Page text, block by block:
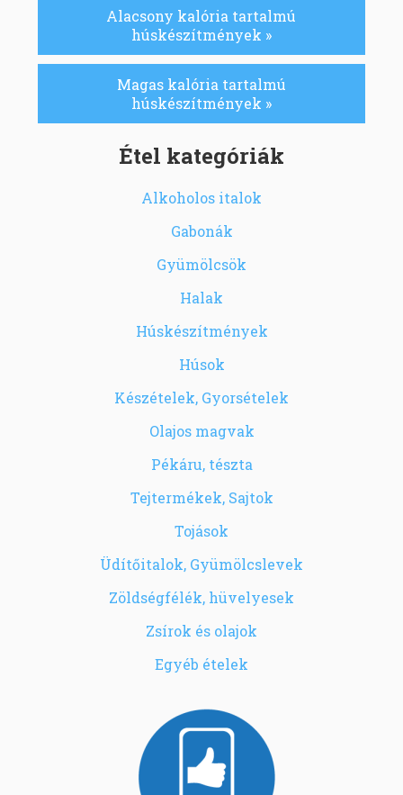
Alacsony kalória tartalmú
húskészítmények »
Magas kalória tartalmú
húskészítmények »
Étel kategóriák
Alkoholos italok
Gabonák
Gyümölcsök
Halak
Húskészítmények
Húsok
Készételek, Gyorsételek
Olajos magvak
Pékáru, tészta
Tejtermékek, Sajtok
Tojások
Üdítőitalok, Gyümölcslevek
Zöldségfélék, hüvelyesek
Zsírok és olajok
Egyéb ételek